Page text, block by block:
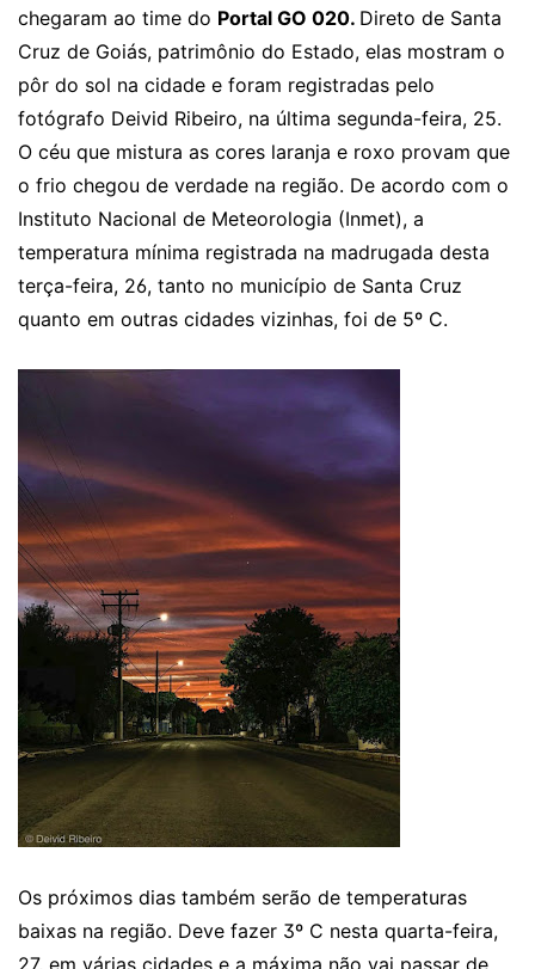
chegaram ao time do Portal GO 020. Direto de Santa
Cruz de Goiás, patrimônio do Estado, elas mostram o
pôr do sol na cidade e foram registradas pelo
fotógrafo Deivid Ribeiro, na última segunda-feira, 25.
O céu que mistura as cores laranja e roxo provam que
o frio chegou de verdade na região. De acordo com o
Instituto Nacional de Meteorologia (Inmet), a
temperatura mínima registrada na madrugada desta
terça-feira, 26, tanto no município de Santa Cruz
quanto em outras cidades vizinhas, foi de 5º C.
Os próximos dias também serão de temperaturas
baixas na região. Deve fazer 3º C nesta quarta-feira,
27, em várias cidades e a máxima não vai passar de